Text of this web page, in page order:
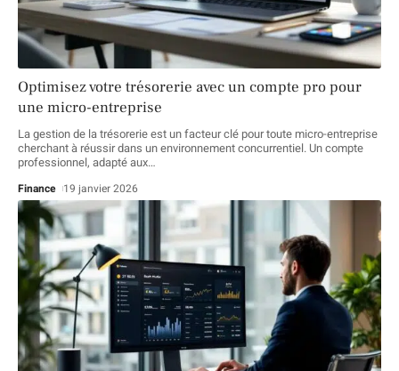
Optimisez votre trésorerie avec un compte pro pour
une micro-entreprise
La gestion de la trésorerie est un facteur clé pour toute micro-entreprise
cherchant à réussir dans un environnement concurrentiel. Un compte
professionnel, adapté aux…
Finance 19 janvier 2026